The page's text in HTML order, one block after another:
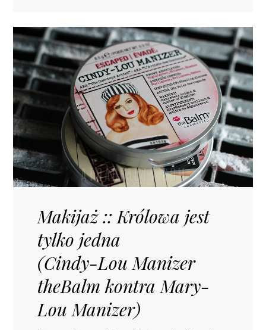
Makijaż :: Królowa jest
tylko jedna
(Cindy-Lou Manizer
theBalm kontra Mary-
Lou Manizer)